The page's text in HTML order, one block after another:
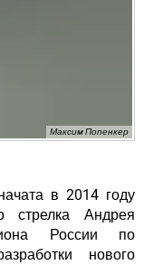
Максим Попенкер
в 2014 году
стрелка Андрея
России по
нового